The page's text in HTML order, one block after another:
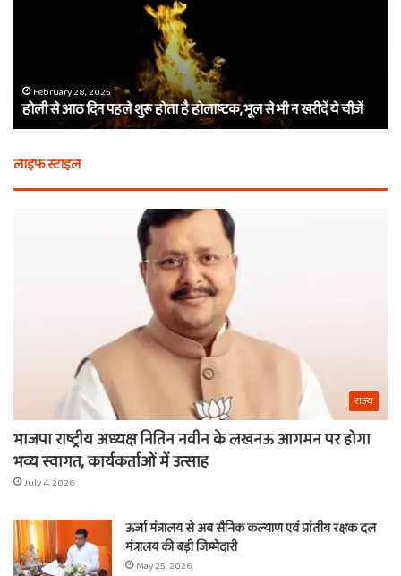
कौन
थे
बर्बरीक,
मिला
खाटू
एक वचन, तीन बाण और शीश का दान… कौन थे बर्बरीक, कैसे मिला खाटू
वाले श्याम का नाम
लाइफ स्टाइल
राज्य
भाजपा राष्ट्रीय अध्यक्ष नितिन नवीन के लखनऊ आगमन पर होगा
भव्य स्वागत, कार्यकर्ताओं में उत्साह
July 4, 2026
ऊर्जा मंत्रालय से अब सैनिक कल्याण एवं प्रांतीय रक्षक दल
मंत्रालय की बड़ी जिम्मेदारी
May 25, 2026